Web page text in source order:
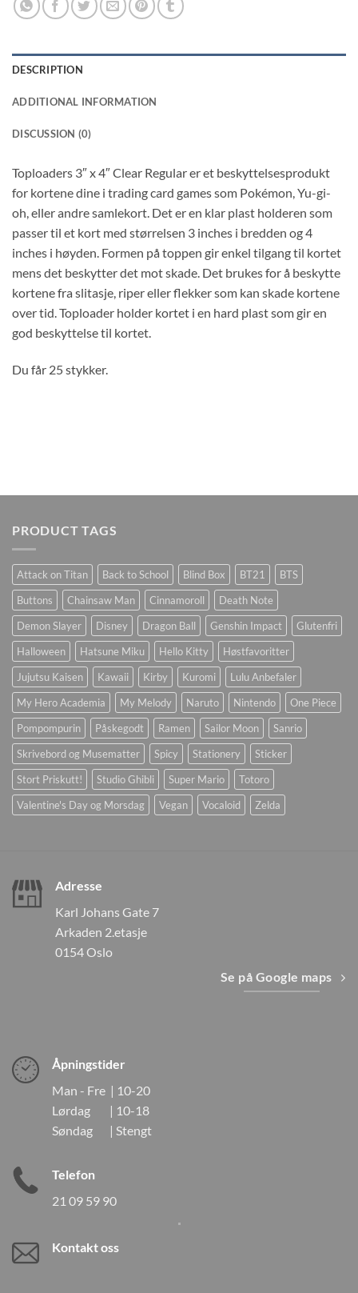
DESCRIPTION
ADDITIONAL INFORMATION
DISCUSSION (0)
Toploaders 3″ x 4″ Clear Regular er et beskyttelsesprodukt
for kortene dine i trading card games som Pokémon, Yu-gi-
oh, eller andre samlekort. Det er en klar plast holderen som
passer til et kort med størrelsen 3 inches i bredden og 4
inches i høyden. Formen på toppen gir enkel tilgang til kortet
mens det beskytter det mot skade. Det brukes for å beskytte
kortene fra slitasje, riper eller flekker som kan skade kortene
over tid. Toploader holder kortet i en hard plast som gir en
god beskyttelse til kortet.
Du får 25 stykker.
PRODUCT TAGS
Attack on Titan Back to School Blind Box BT21
BTS
Buttons
Chainsaw Man Cinnamoroll
Death Note
Demon Slayer
Disney Dragon Ball Genshin Impact
Glutenfri
Halloween
Hatsune Miku Hello Kitty
Høstfavoritter
Jujutsu Kaisen
Kawaii Kirby Kuromi
Lulu Anbefaler
My Hero Academia
My Melody Naruto Nintendo
One Piece
Pompompurin
Påskegodt Ramen Sailor Moon
Sanrio
Skrivebord og Musematter
Spicy Stationery
Sticker
Stort Priskutt!
Studio Ghibli Super Mario
Totoro
Valentine's Day og Morsdag
Vegan Vocaloid Zelda
Adresse
Karl Johans Gate 7
Arkaden 2.etasje
0154 Oslo
Se på Google maps
Åpningstider
Man - Fre | 10-20
Lørdag | 10-18
Søndag | Stengt
Telefon
21 09 59 90
Kontakt oss